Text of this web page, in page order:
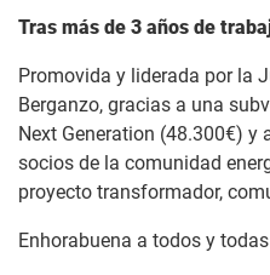
Tras más de 3 años de
Promovida y liderada por la
Berganzo, gracias a una
Next Generation (48.300€)
socios de la comunidad
proyecto transformador,
Enhorabuena a todos y todas